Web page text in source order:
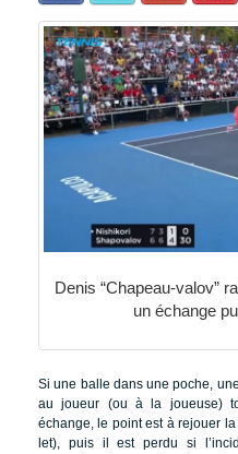
Denis “Chapeau-valov”
un échange
Si une balle dans une poche,
au joueur (ou à la joueuse)
échange, le point est à rejouer
let), puis il est perdu si